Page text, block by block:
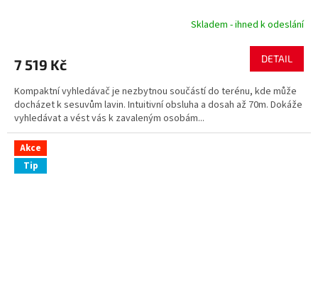
R
A
Skladem - ihned k odeslání
7 519 Kč DETAIL
Kompaktní vyhledávač je nezbytnou součástí do terénu, kde může
docházet k sesuvům lavin. Intuitivní obsluha a dosah až 70m. Dokáže
vyhledávat a vést vás k zavaleným osobám...
Akce
Tip